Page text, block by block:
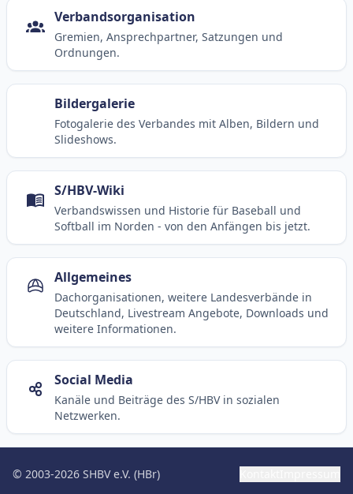
Verbandsorganisation
Gremien, Ansprechpartner, Satzungen und
Ordnungen.
Bildergalerie
Fotogalerie des Verbandes mit Alben, Bildern und
Slideshows.
S/HBV-Wiki
Verbandswissen und Historie für Baseball und
Softball im Norden - von den Anfängen bis jetzt.
Allgemeines
Dachorganisationen, weitere Landesverbände in
Deutschland, Livestream Angebote, Downloads und
weitere Informationen.
Social Media
Kanäle und Beiträge des S/HBV in sozialen
Netzwerken.
© 2003-2026 SHBV e.V. (HBr)